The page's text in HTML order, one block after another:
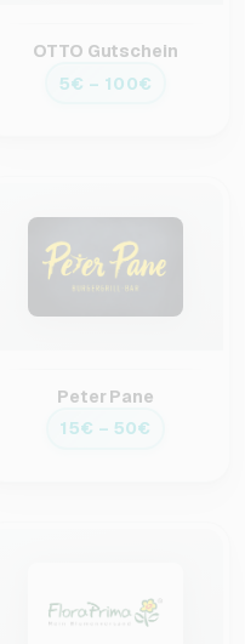
OTTO Gutschein
5€ – 100€
Peter Pane
15€ – 50€